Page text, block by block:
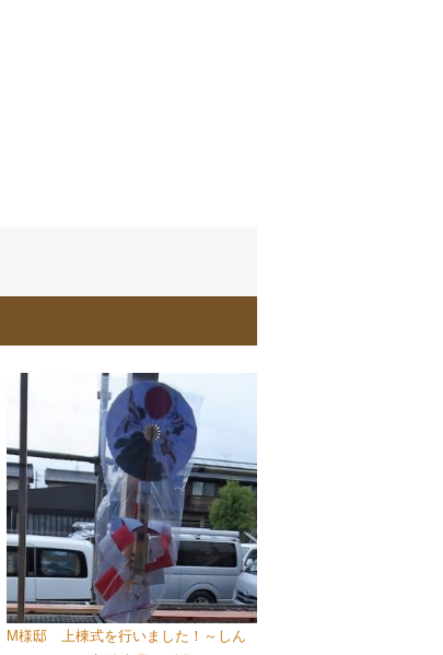
M様邸 上棟式を行いました！～しん